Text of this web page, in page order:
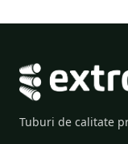
Tuburi de calitate